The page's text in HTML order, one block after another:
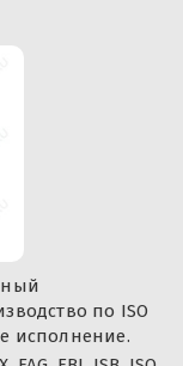
по ISO
исполнение.